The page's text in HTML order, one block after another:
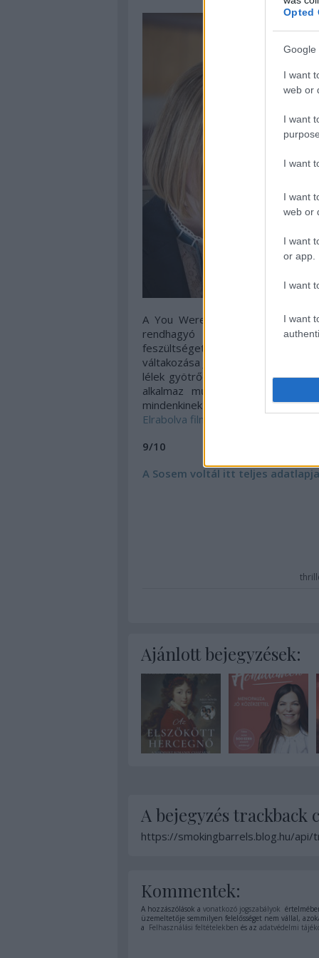
Opted
Google
I want
web or
I want
I want
I want
web or
I want
or app.
I want
I want
A You Were Never Really Here
rendhagyó cselekményvezetés
feszültséget pattanásig fokozó,
váltakozása Johnny Greenwood
lélek gyötrődését, és az abból
alkalmaz művészfilmes
mindenkinek bátran merem
Elrabolva filmeken
9/10
A Sosem voltál itt teljes
Ajánlott bejegyzések:
A bejegyzés trackback
https://smokingbarrels.blog.hu/api/
Kommentek:
A hozzászólások a vonatkozó jogszabályok
üzemeltetője semmilyen felelősséget nem vállal,
a Felhasználási feltételekben és az adatvédelmi